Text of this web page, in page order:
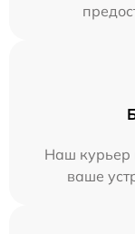
Наш курьер
ваше